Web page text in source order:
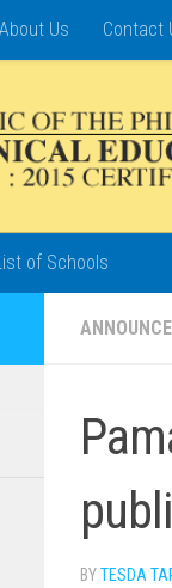
About Us Contact
of Schools
BYTESDA